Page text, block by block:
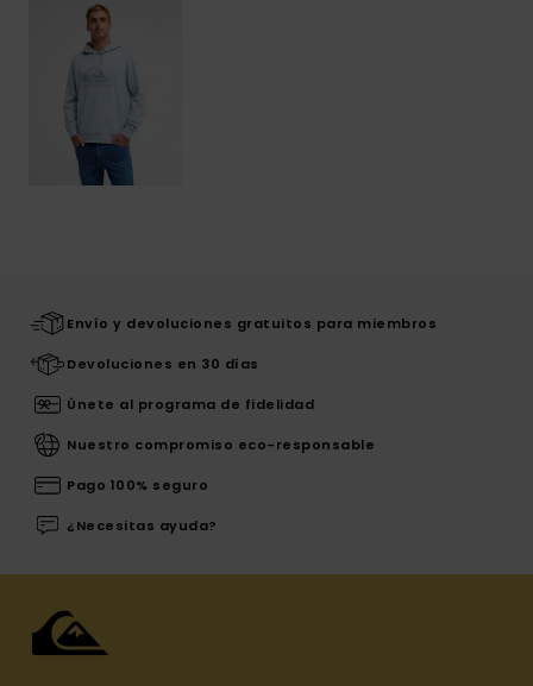
Envío y devoluciones gratuitos para miembros
Devoluciones en 30 días
Únete al programa de fidelidad
Nuestro compromiso eco-responsable
Pago 100% seguro
¿Necesitas ayuda?